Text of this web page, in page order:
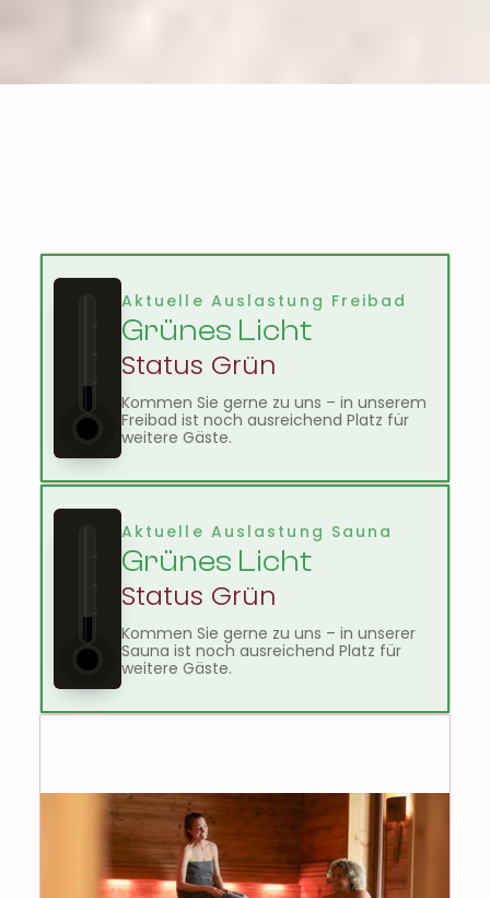
Aktuelle Auslastung Freibad
Grünes Licht
Status Grün
Kommen Sie gerne zu uns – in unserem
Freibad ist noch ausreichend Platz für
weitere Gäste.
Aktuelle Auslastung Sauna
Grünes Licht
Status Grün
Kommen Sie gerne zu uns – in unserer
Sauna ist noch ausreichend Platz für
weitere Gäste.